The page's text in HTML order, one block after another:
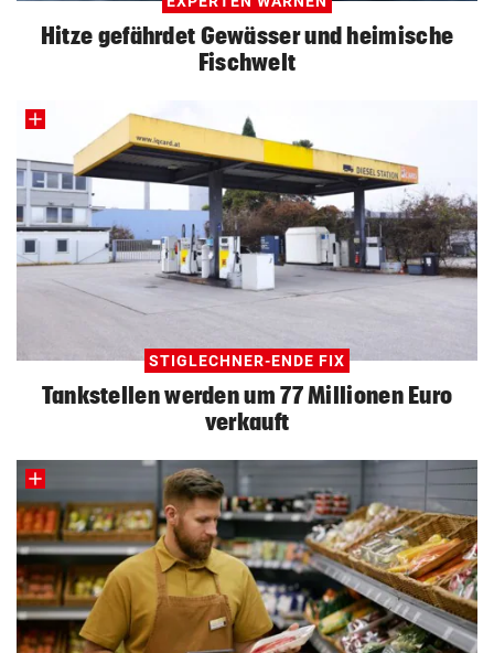
Hitze gefährdet Gewässer und heimische
Fischwelt
STIGLECHNER-ENDE FIX
Tankstellen werden um 77 Millionen Euro
verkauft